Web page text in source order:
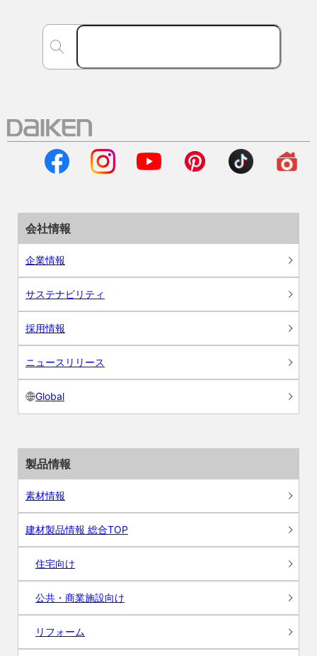
会社情報
企業情報
サステナビリティ
採用情報
ニュースリリース
Global
製品情報
素材情報
建材製品情報 総合TOP
住宅向け
公共・商業施設向け
リフォーム